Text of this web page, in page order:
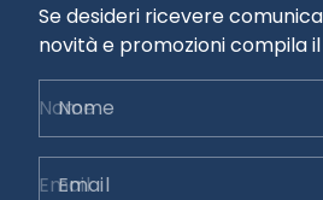
Se desideri ricevere
novità e promozioni compila
Nome
Email